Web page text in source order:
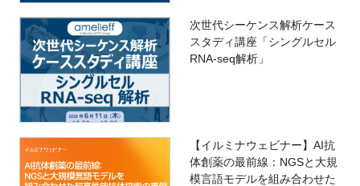
次世代シーケンス解析ケース
スタディ講座「シングルセル
RNA-seq解析」
【イルミナウェビナー】AI抗
体創薬の最前線：NGSと大規
模言語モデルを組み合わせた